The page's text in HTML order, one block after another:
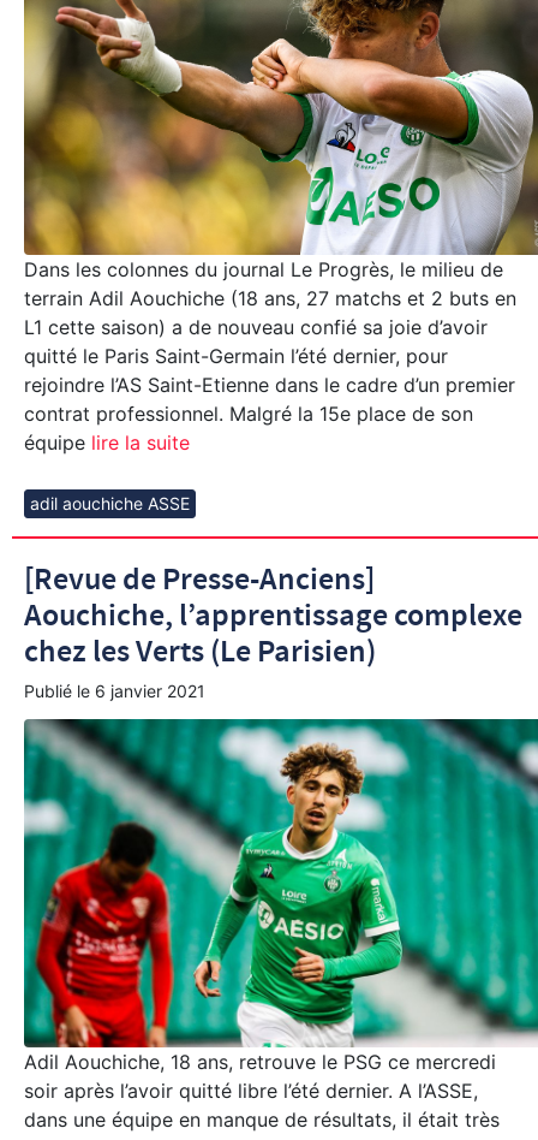
Dans les colonnes du journal Le Progrès, le milieu de
terrain Adil Aouchiche (18 ans, 27 matchs et 2 buts en
L1 cette saison) a de nouveau confié sa joie d’avoir
quitté le Paris Saint-Germain l’été dernier, pour
rejoindre l’AS Saint-Etienne dans le cadre d’un premier
contrat professionnel. Malgré la 15e place de son
équipe lire la suite
adil aouchiche ASSE
[Revue de Presse-Anciens]
Aouchiche, l’apprentissage complexe
chez les Verts (Le Parisien)
Publié le 6 janvier 2021
Adil Aouchiche, 18 ans, retrouve le PSG ce mercredi
soir après l’avoir quitté libre l’été dernier. A l’ASSE,
dans une équipe en manque de résultats, il était très